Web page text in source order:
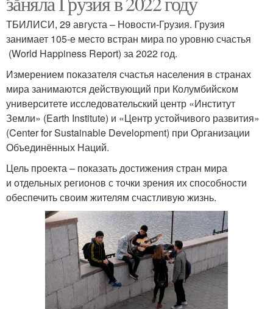
ТБИЛИСИ, 29 августа – Новости-Грузия. Грузия
занимает 105-е место встран мира по уровню счастья
(World Happiness Report) за 2022 год.
Измерением показателя счастья населения в странах
мира занимаются действующий при Колумбийском
университете исследовательский центр «Институт
Земли» (Earth Institute) и «Центр устойчивого развития»
(Center for Sustainable Development) при Организации
Объединённых Наций.
Цель проекта – показать достижения стран мира
и отдельных регионов с точки зрения их способности
обеспечить своим жителям счастливую жизнь.